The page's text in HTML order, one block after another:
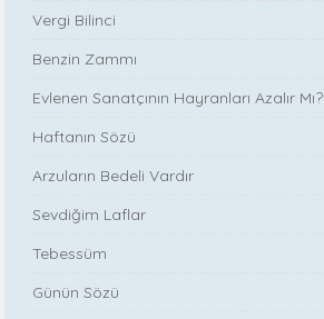
Vergi Bilinci
Benzin Zammı
Evlenen Sanatçının Hayranları Azalır Mı?
Haftanın Sözü
Arzuların Bedeli Vardır
Sevdiğim Laflar
Tebessüm
Günün Sözü